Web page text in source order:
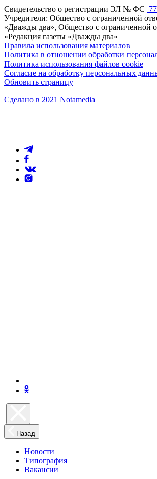
Свидетельство о регистрации ЭЛ № ФС
Учредители: Общество с ограниченной
«Дважды два», Общество с ограниченной
«Редакция газеты «Дважды два»
Правила использования материалов
Политика в отношении обработки
Политика использования файлов cookie
Согласие на обработку персональных
Обновить страницу
Сделано в 2021 Notamedia
Назад
Новости
Типография
Вакансии